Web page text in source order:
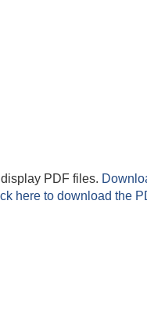
PDF files.
here to download the